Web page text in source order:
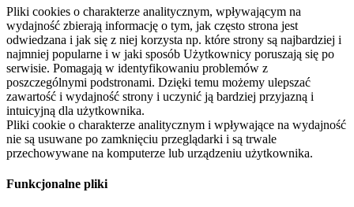
Pliki cookies o charakterze analitycznym, wpływającym na
wydajność zbierają informację o tym, jak często strona jest
odwiedzana i jak się z niej korzysta np. które strony są najbardziej i
najmniej popularne i w jaki sposób Użytkownicy poruszają się po
serwisie. Pomagają w identyfikowaniu problemów z
poszczególnymi podstronami. Dzięki temu możemy ulepszać
zawartość i wydajność strony i uczynić ją bardziej przyjazną i
intuicyjną dla użytkownika.
Pliki cookie o charakterze analitycznym i wpływające na wydajność
nie są usuwane po zamknięciu przeglądarki i są trwale
przechowywane na komputerze lub urządzeniu użytkownika.
Funkcjonalne pliki